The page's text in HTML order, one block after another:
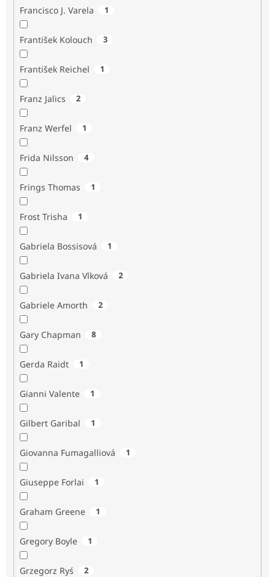
Francisco J. Varela 1
František Kolouch 3
František Reichel 1
Franz Jalics 2
Franz Werfel 1
Frida Nilsson 4
Frings Thomas 1
Frost Trisha 1
Gabriela Bossisová 1
Gabriela Ivana Vlková 2
Gabriele Amorth 2
Gary Chapman 8
Gerda Raidt 1
Gianni Valente 1
Gilbert Garibal 1
Giovanna Fumagalliová 1
Giuseppe Forlai 1
Graham Greene 1
Gregory Boyle 1
Grzegorz Ryś 2